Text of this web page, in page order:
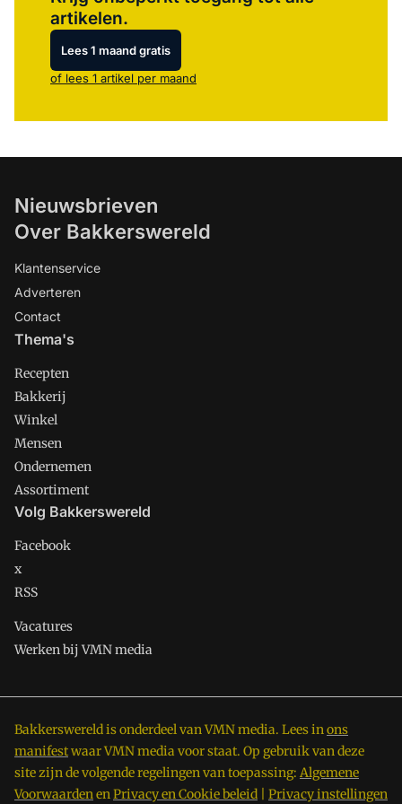
artikelen.
Lees 1 maand gratis
of lees 1 artikel per maand
Nieuwsbrieven
Over Bakkerswereld
Klantenservice
Adverteren
Contact
Thema's
Recepten
Bakkerij
Winkel
Mensen
Ondernemen
Assortiment
Volg Bakkerswereld
Facebook
x
RSS
Vacatures
Werken bij VMN media
Bakkerswereld is onderdeel van VMN media. Lees inons
manifestwaar VMN media voor staat. Op gebruik van deze
site zijn de volgende regelingen van toepassing: Algemene
VoorwaardenenPrivacy en Cookie beleid Privacy instellingen